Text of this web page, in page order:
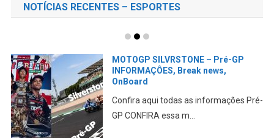
NOTÍCIAS RECENTES – ESPORTES
MOTOGP SILVRSTONE – Pré-GP
INFORMAÇÔES, Break news,
OnBoard
Confira aqui todas as informações Pré-
GP CONFIRA essa m...